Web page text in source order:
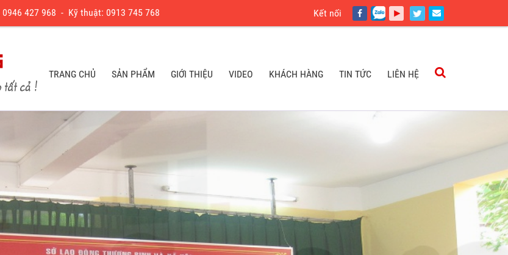
0946 427 968 - Kỹ thuật: 0913 745 768 Kết nối
TRANG CHỦ
TRANG CHỦ
SẢN PHẨM
SẢN PHẨM
GIỚI THIỆU
GIỚI THIỆU
VIDEO
VIDEO
KHÁCH HÀNG TIN TỨC LIÊN HỆ